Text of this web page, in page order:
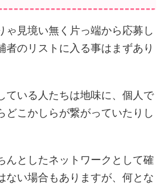
ゃ見境い無く片っ端から応募し
者のリストに入る事はまずあり
ている人たちは地味に、個人で
どこかしらが繋がっていたりし
んとしたネットワークとして確
ない場合もありますが、何とな